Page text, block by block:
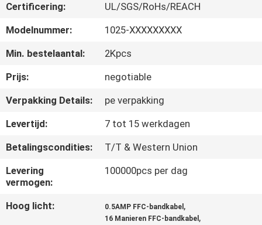
KWALITEITSCONTROLE
CONTACTEER
ONS
VERZOEK
CITAAT
COMPANY
NEWS
Certificering:
UL/SGS/RoHs/REACH
Modelnummer:
1025-XXXXXXXXX
Min. bestelaantal:
2Kpcs
Prijs:
negotiable
Verpakking Details:
pe verpakking
Levertijd:
7 tot 15 werkdagen
Betalingscondities:
T/T & Western Union
Levering
vermogen:
100000pcs per dag
Hoog licht: 0.5AMP FFC-bandkabel ,
16 Manieren FFC-bandkabel ,